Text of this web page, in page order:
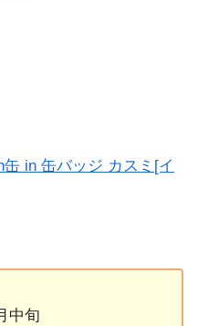
in 缶バッジ カスミ[イ
中旬